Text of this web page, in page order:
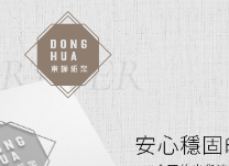
東樺台南紙盒
台南紙箱工廠
客製化紙盒
首頁
關於我們
最新消息
產品資訊